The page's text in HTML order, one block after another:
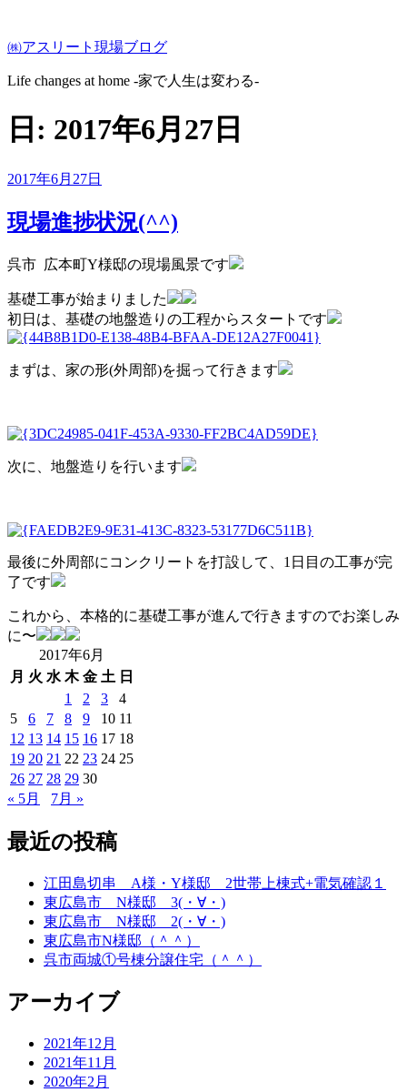
テ
ン
ス
プ
㈱アスリート現場ブログ
Life changes at home -家で人生は変わる-
日: 2017年6月27日
投
日:
2017年6月27日
現場進捗状況(^^)
呉市 広本町Y様邸の現場風景です
基礎工事が始まりました
初日は、基礎の地盤造りの工程からスタートです
まずは、家の形(外周部)を掘って行きます
次に、地盤造りを行います
最後に外周部にコンクリートを打設して、1日目の工事が完
了です
これから、本格的に基礎工事が進んで行きますのでお楽しみ
に〜
2017年6月
月 火 水 木 金 土 日
1
2 3
4
5
6 7 8 9 10 11
12 13 14 15 16 17 18
19 20 21 22 23 24 25
26 27 28 29 30
« 5月
7月 »
最近の投稿
江田島切串 A様・Y様邸 2世帯上棟式+電気確認１
東広島市 N様邸 3(・∀・)
東広島市 N様邸 2(・∀・)
東広島市N様邸（＾＾）
呉市両城①号棟分譲住宅（＾＾）
アーカイブ
2021年12月
2021年11月
2020年2月